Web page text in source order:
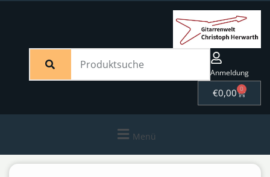
Anmeldung
€0,00 0
Menü